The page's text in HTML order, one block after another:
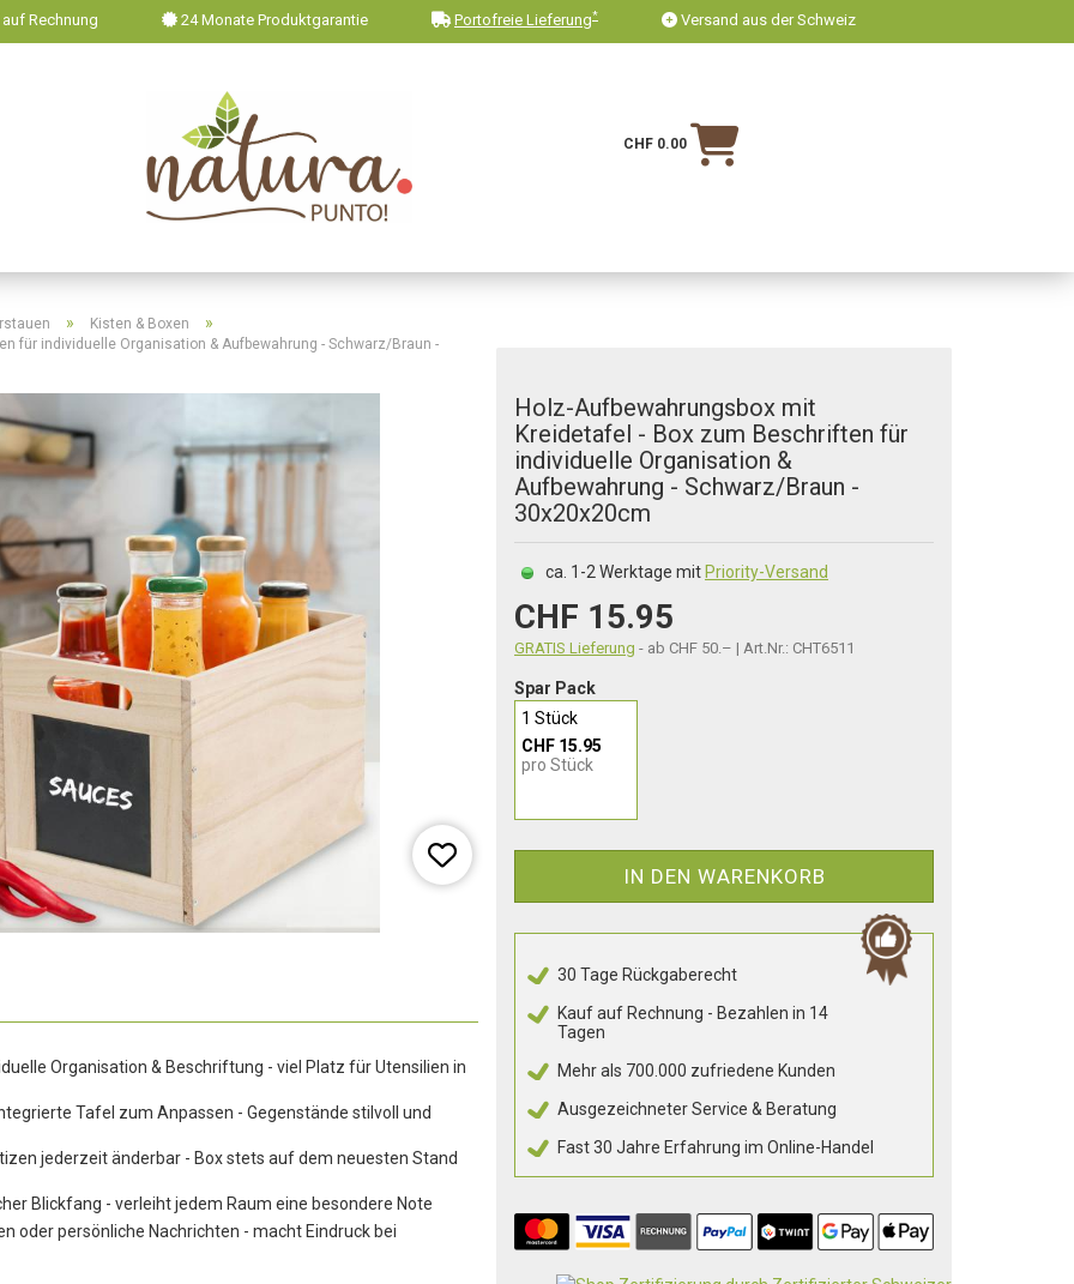
Rechnung 24 Monate Produktgarantie Portofreie Lieferung* Versand aus der Schweiz
CHF 0.00
» Kisten & Boxen »
für individuelle Organisation & Aufbewahrung - Schwarz/Braun -
Holz-Aufbewahrungsbox mit
Kreidetafel - Box zum Beschriften für
individuelle Organisation &
Aufbewahrung - Schwarz/Braun -
30x20x20cm
ca. 1-2 Werktage mit Priority-Versand
CHF 15.95
GRATIS Lieferung - ab CHF 50.– | Art.Nr.: CHT6511
Spar Pack
1 Stück
CHF 15.95
pro Stück
IN DEN WARENKORB
30 Tage Rückgaberecht
Kauf auf Rechnung - Bezahlen in 14
Tagen
Mehr als 700.000 zufriedene Kunden
Ausgezeichneter Service & Beratung
Fast 30 Jahre Erfahrung im Online-Handel
Organisation & Beschriftung - viel Platz für Utensilien in
Tafel zum Anpassen - Gegenstände stilvoll und
jederzeit änderbar - Box stets auf dem neuesten Stand
Blickfang - verleiht jedem Raum eine besondere Note
oder persönliche Nachrichten - macht Eindruck bei